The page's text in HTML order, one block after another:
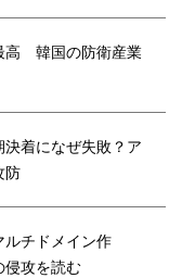
高 韓国の防衛産業
着になぜ失敗？ア
防
ルチドメイン作
攻を読む